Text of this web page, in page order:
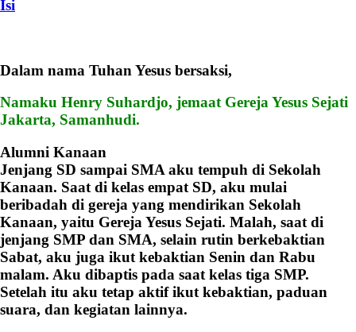
Isi
Dalam nama Tuhan Yesus bersaksi,
Namaku Henry Suhardjo, jemaat Gereja Yesus Sejati
Jakarta, Samanhudi.
Alumni Kanaan
Jenjang SD sampai SMA aku tempuh di Sekolah
Kanaan. Saat di kelas empat SD, aku mulai
beribadah di gereja yang mendirikan Sekolah
Kanaan, yaitu Gereja Yesus Sejati. Malah, saat di
jenjang SMP dan SMA, selain rutin berkebaktian
Sabat, aku juga ikut kebaktian Senin dan Rabu
malam. Aku dibaptis pada saat kelas tiga SMP.
Setelah itu aku tetap aktif ikut kebaktian, paduan
suara, dan kegiatan lainnya.